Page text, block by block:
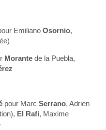
Emiliano Osornio,
Morante de la Puebla,
pour Marc Serrano, Adrien
El Rafi, Maxime